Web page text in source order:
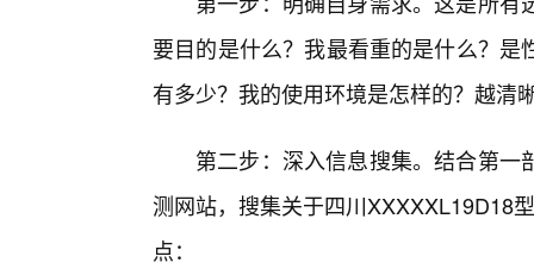
要目的是什么？我最看重的是什么？
有多少？我的使用环境是怎样的？越清
第二步：深入信息搜集。结合第
测网站，搜集关于四川XXXXXL19D18
点：